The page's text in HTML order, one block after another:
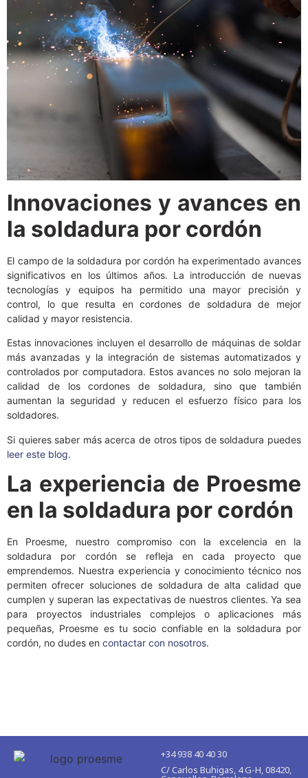
Innovaciones y avances en
la soldadura por cordón
El campo de la soldadura por cordón ha experimentado avances
significativos en los últimos años. La introducción de nuevas
tecnologías y equipos ha permitido una mayor precisión y
control, lo que resulta en cordones de soldadura de mejor
calidad y mayor resistencia.
Estas innovaciones incluyen el desarrollo de máquinas de soldar
más avanzadas y la integración de sistemas automatizados y
controlados por computadora. Estos avances no solo mejoran la
calidad de los cordones de soldadura, sino que también
aumentan la seguridad y reducen el esfuerzo físico para los
soldadores.
Si quieres saber más acerca de otros tipos de soldadura puedes
leer este blog.
La experiencia de Proesme
en la soldadura por cordón
En Proesme, nuestro compromiso con la excelencia en la
soldadura por cordón se refleja en cada proyecto que
emprendemos. Nuestra experiencia y conocimiento técnico nos
permiten ofrecer soluciones de soldadura de alta calidad que
cumplen y superan las expectativas de nuestros clientes. Ya sea
para proyectos industriales complejos o aplicaciones más
pequeñas, Proesme es tu socio confiable en la soldadura por
cordón, no dudes en contactar con nosotros.
+34 938 40 40 30
C/ Carlos Buhigas, 4 G-H, 08420,